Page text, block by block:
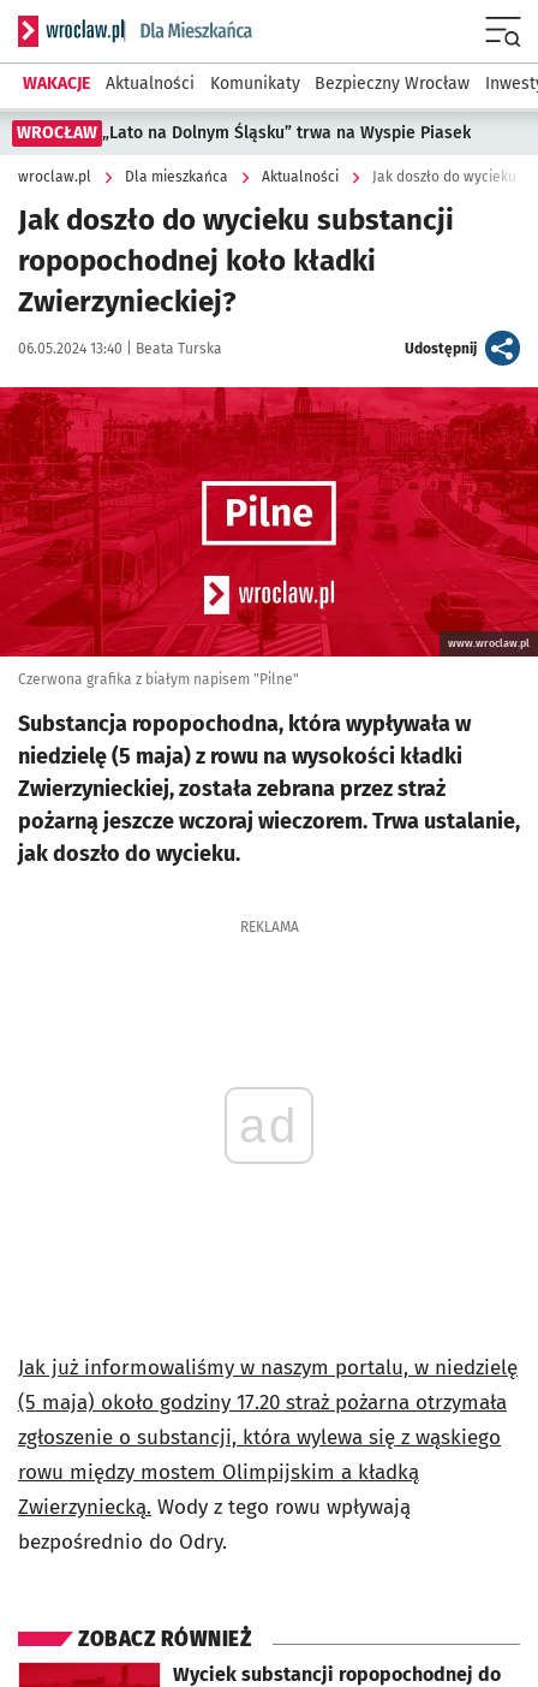
Serwis informacyjny wroclaw.pl podserwis: Dla mieszkańca
WAKACJE Aktualności Komunikaty Bezpieczny Wrocław
WROCŁAW „Lato na Dolnym Śląsku” trwa na Wyspie Piasek
wroclaw.pl Dla mieszkańca Aktualności Jak doszło do wycieku
Jak doszło do wycieku substancji
ropopochodnej koło kładki
Zwierzynieckiej?
Data publikacji:
06.05.2024 13:40 | Autor:
Beata Turska Udostępnijartykuł
Kliknij, aby powiększyć
www.wroclaw.pl
Czerwona grafika z białym napisem "Pilne"
Substancja ropopochodna, która wypływała w
niedzielę (5 maja) z rowu na wysokości kładki
Zwierzynieckiej, została zebrana przez straż
pożarną jeszcze wczoraj wieczorem. Trwa ustalanie,
jak doszło do wycieku.
REKLAMA
ad
Jak już informowaliśmy w naszym portalu, w niedzielę
(5 maja) około godziny 17.20 straż pożarna otrzymała
zgłoszenie o substancji, która wylewa się z wąskiego
rowu między mostem Olimpijskim a kładką
Zwierzyniecką. Wody z tego rowu wpływają
bezpośrednio do Odry.
ZOBACZ RÓWNIEŻ
Wyciek substancji ropopochodnej do
otworzy się w nowej karcie